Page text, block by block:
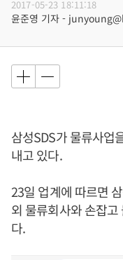
2017-05-23 18:11:18
윤준영 기자 -
삼성SDS가 물류사업
내고 있다.
23일 업계에 따르면
외 물류회사와 손잡
다.